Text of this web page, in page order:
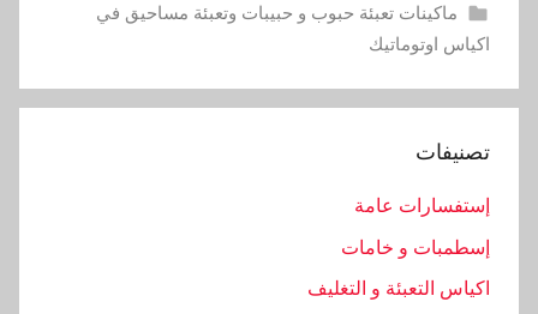
ماكينات تعبئة حبوب و حبيبات وتعبئة مساحيق في
اكياس اوتوماتيك
تصنيفات
إستفسارات عامة
إسطمبات و خامات
اكياس التعبئة و التغليف